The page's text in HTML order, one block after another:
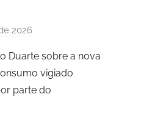
2026
r
P
C
Duarte sobre a nova
vigiado
parte do